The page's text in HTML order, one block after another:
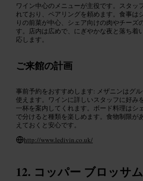
ワイン中心のメニューが主役です。スタッ
れており、ペアリングを頼めます。食事は
りの前菜が中心、シェア向けの肉やチーズ
す。店内は広めで、にぎやかな夜と落ち着
応します。
ご来館の計画
事前予約をおすすめします: メザニンはグ
使えます。ワインに詳しいスタッフに好み
一杯を案内してくれます。ボード料理はシ
で分けると種類を楽しめます。食物制限が
えておくと安心です。
http://www.ledivin.co.uk/
コッパー ブロッサム